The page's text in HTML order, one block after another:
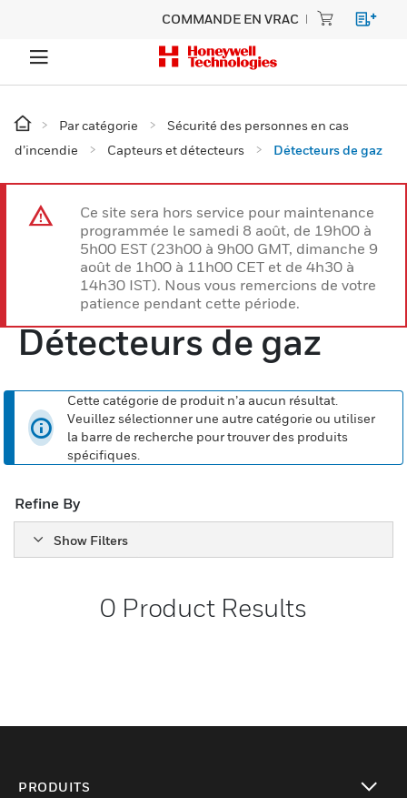
COMMANDE EN VRAC
Par catégorie
Sécurité des personnes en cas
d’incendie
Capteurs et détecteurs Détecteurs de gaz
Ce site sera hors service pour maintenance
programmée le samedi 8 août, de 19h00 à
5h00 EST (23h00 à 9h00 GMT, dimanche 9
août de 1h00 à 11h00 CET et de 4h30 à
14h30 IST). Nous vous remercions de votre
patience pendant cette période.
Détecteurs de gaz
Cette catégorie de produit n’a aucun résultat.
Veuillez sélectionner une autre catégorie ou utiliser
la barre de recherche pour trouver des produits
spécifiques.
Refine By
Show Filters
0 Product Results
PRODUITS